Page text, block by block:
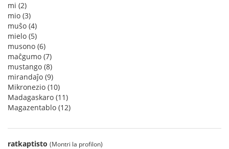
mi (2)
mio (3)
muŝo (4)
mielo (5)
musono (6)
maĉgumo (7)
mustango (8)
mirandaĵo (9)
Mikronezio (10)
Madagaskaro (11)
Magazentablo (12)
ratkaptisto (Montri la profilon)